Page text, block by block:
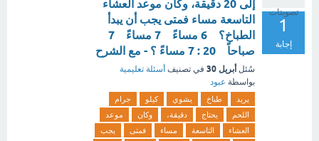
تصويتات
1
إجابة
إلى 20 دقيقة، وكان موعد العشاء
التاسعة مساء فمتى يجب أن يبدأ
الطباخ؟ 6 مساءً 7 مساءً 7
صباحاً 20 : 7 مساءً ؟ - مع الشرح
سُئل أبريل 30 في تصنيف أسئلة تعليمية
بواسطة عبود
يريد طباخ يشوي كيلو
جرام
اللحم
يحتاج دقيقة، وكان
موعد
العشاء
التاسعة مساء فمتى
يجب